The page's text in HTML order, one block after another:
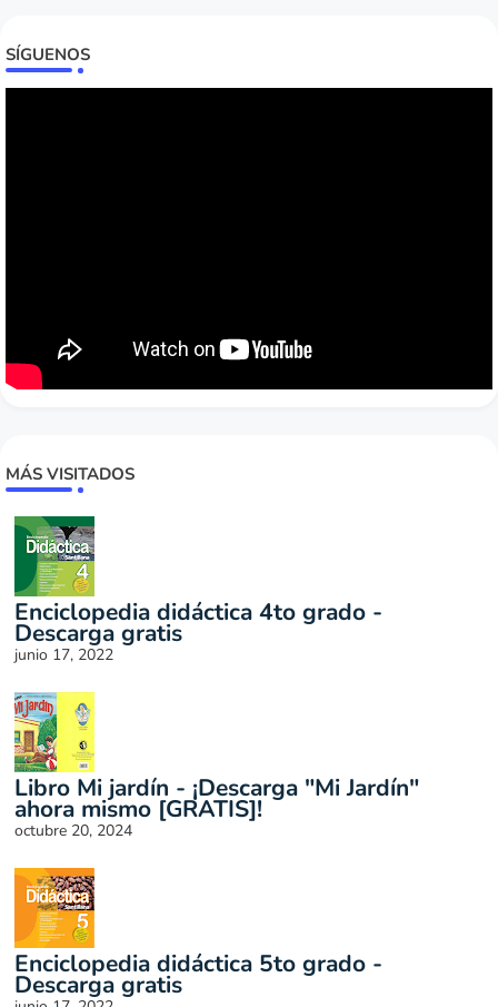
SÍGUENOS
MÁS VISITADOS
Enciclopedia didáctica 4to grado -
Descarga gratis
junio 17, 2022
Libro Mi jardín - ¡Descarga "Mi Jardín"
ahora mismo [GRATIS]!
octubre 20, 2024
Enciclopedia didáctica 5to grado -
Descarga gratis